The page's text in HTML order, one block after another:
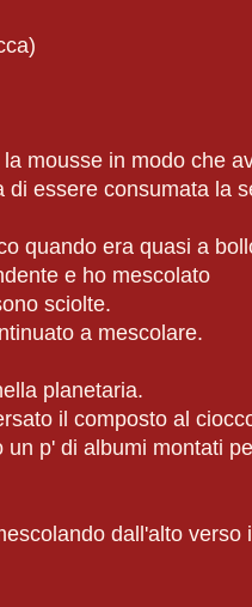
mousse in modo che
di essere consumata la
quando era quasi a
e ho mescolato
sciolte.
a mescolare.
planetaria.
il composto al
p' di albumi montati
dall'alto verso il